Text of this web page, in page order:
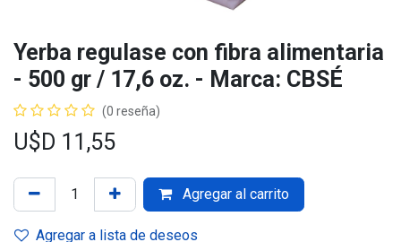
Yerba regulase con fibra alimentaria
- 500 gr / 17,6 oz. - Marca: CBSÉ
(0 reseña)
U$D 11,55
Agregar al carrito
Agregar a lista de deseos